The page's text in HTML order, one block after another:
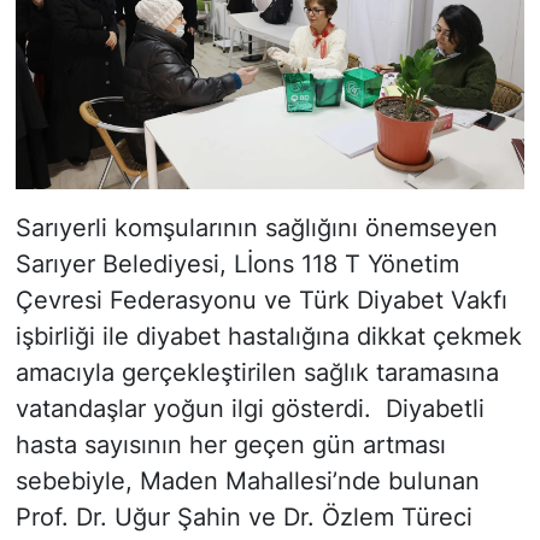
Sarıyerli komşularının sağlığını önemseyen
Sarıyer Belediyesi, Lİons 118 T Yönetim
Çevresi Federasyonu ve Türk Diyabet Vakfı
işbirliği ile diyabet hastalığına dikkat çekmek
amacıyla gerçekleştirilen sağlık taramasına
vatandaşlar yoğun ilgi gösterdi. Diyabetli
hasta sayısının her geçen gün artması
sebebiyle, Maden Mahallesi’nde bulunan
Prof. Dr. Uğur Şahin ve Dr. Özlem Türeci